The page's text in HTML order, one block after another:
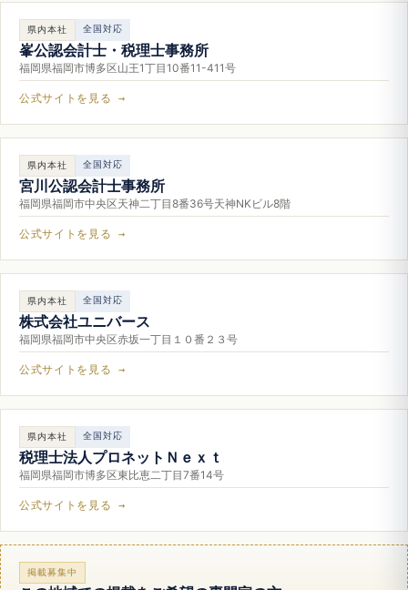
県内本社 全国対応
峯公認会計士・税理士事務所
福岡県福岡市博多区山王1丁目10番11-411号
公式サイトを見る →
県内本社 全国対応
宮川公認会計士事務所
福岡県福岡市中央区天神二丁目8番36号天神NKビル8階
公式サイトを見る →
県内本社 全国対応
株式会社ユニバース
福岡県福岡市中央区赤坂一丁目１０番２３号
公式サイトを見る →
県内本社 全国対応
税理士法人プロネットＮｅｘｔ
福岡県福岡市博多区東比恵二丁目7番14号
公式サイトを見る →
掲載募集中